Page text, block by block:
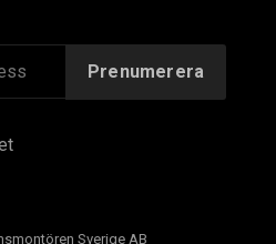
Sverige AB